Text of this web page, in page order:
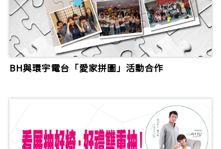
BH與環宇電台「愛家拼圖」活動合作